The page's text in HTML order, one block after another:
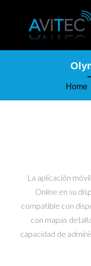
Home/
La aplicación
Online en su
compatible con
con mapas
capacidad de